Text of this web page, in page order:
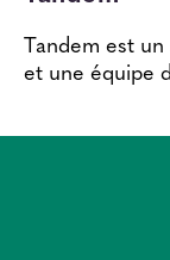
Agence
À propos
Tandem est
et une équipe